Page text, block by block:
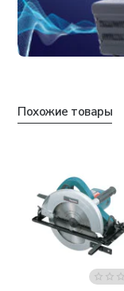
Похожие товары